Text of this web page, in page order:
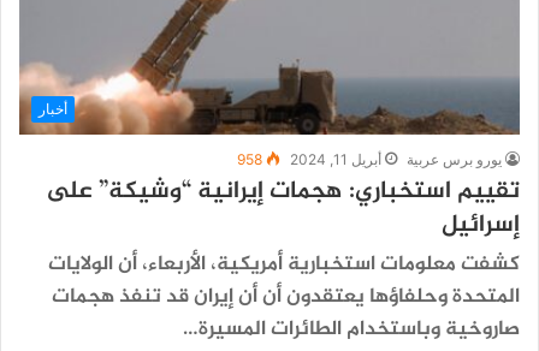
أخبار
يورو برس عربية أبريل 11, 2024 958
تقييم استخباري: هجمات إيرانية “وشيكة” على
إسرائيل
كشفت معلومات استخبارية أمريكية، الأربعاء، أن الولايات
المتحدة وحلفاؤها يعتقدون أن أن إيران قد تنفذ هجمات
صاروخية وباستخدام الطائرات المسيرة…